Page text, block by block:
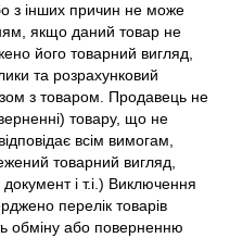
з інших причин не може
якщо даний товар не
його товарний вигляд,
та розрахунковий
з товаром. Продавець не
товару, що не
всім вимогам,
товарний вигляд,
і т.і.) Виключення
перелік товарів
обміну або поверненню